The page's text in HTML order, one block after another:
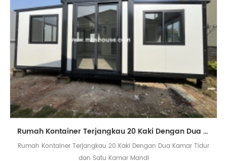
Rumah Kontainer Terjangkau 20 Kaki Dengan Dua Kamar Tidur dan Satu Kamar Mandi
Rumah Kontainer Terjangkau 20 Kaki Dengan Dua Kamar Tidur
dan Satu Kamar Mandi